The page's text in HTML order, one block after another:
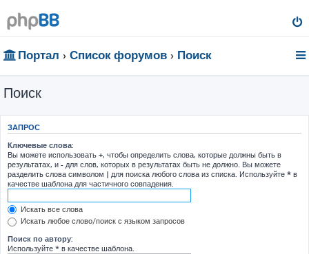
Портал Список форумов Поиск
Поиск
ЗАПРОС
Ключевые слова:
Вы можете использовать +, чтобы определить слова, которые должны быть в
результатах, и - для слов, которых в результатах быть не должно. Вы можете
разделить слова символом | для поиска любого слова из списка. Используйте * в
качестве шаблона для частичного совпадения.
Искать все слова
Искать любое слово/поиск с языком запросов
Поиск по автору:
Используйте * в качестве шаблона.